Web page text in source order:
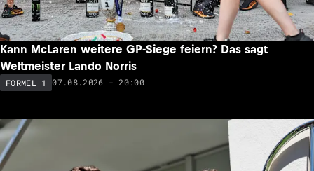
Kann McLaren weitere GP-Siege feiern? Das sagt
Weltmeister Lando Norris
FORMEL 1 07.08.2026 - 20:00